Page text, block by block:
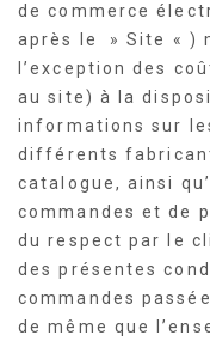
de commerce
après le » Site « )
l’exception des
au site) à la
informations sur
différents
catalogue, ainsi
commandes et de
du respect par le
des présentes
commandes
de même que